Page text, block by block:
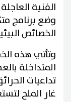
الفنية
وضع برنامج
الخصائص
​وتأتي هذه
المتداخلة
تداعيات
غار الملح